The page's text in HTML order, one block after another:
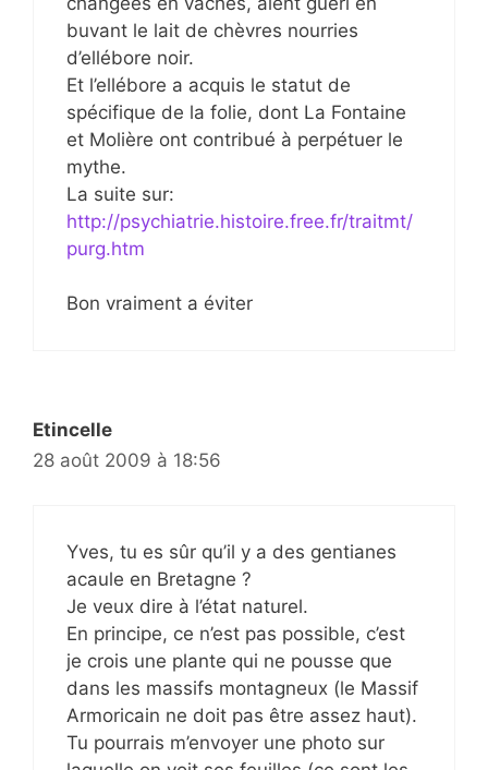
buvant le lait de chèvres nourries
d’ellébore noir.
Et l’ellébore a acquis le statut de
spécifique de la folie, dont La Fontaine
et Molière ont contribué à perpétuer le
mythe.
La suite sur:
http://psychiatrie.histoire.free.fr/traitmt/
purg.htm
Bon vraiment a éviter
Etincelle
28 août 2009 à 18:56
Yves, tu es sûr qu’il y a des gentianes
acaule en Bretagne ?
Je veux dire à l’état naturel.
En principe, ce n’est pas possible, c’est
je crois une plante qui ne pousse que
dans les massifs montagneux (le Massif
Armoricain ne doit pas être assez haut).
Tu pourrais m’envoyer une photo sur